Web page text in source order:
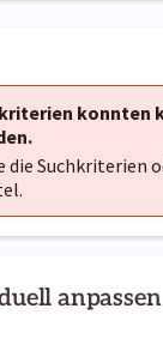
anpassen
konnten
die Suchkriterien